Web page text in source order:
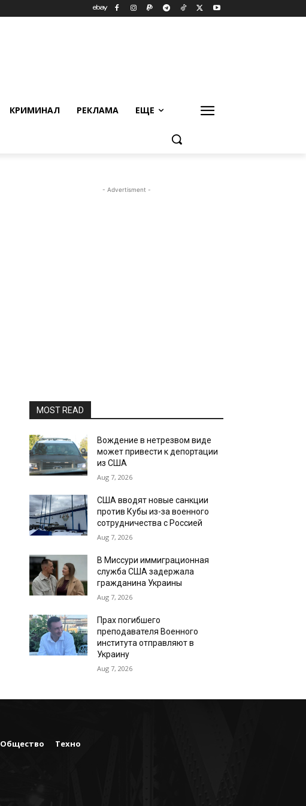
КРИМИНАЛ РЕКЛАМА ЕЩЕ
- Advertisment -
MOST READ
Вождение в нетрезвом виде
может привести к депортации
из США
Aug 7, 2026
США вводят новые санкции
против Кубы из-за военного
сотрудничества с Россией
Aug 7, 2026
В Миссури иммиграционная
служба США задержала
гражданина Украины
Aug 7, 2026
Прах погибшего
преподавателя Военного
института отправляют в
Украину
Aug 7, 2026
Общество Техно